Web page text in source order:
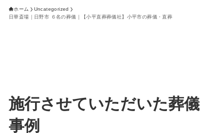
ホーム
Uncategorized
日華斎場｜日野市 ６名の葬儀｜【小平直葬葬儀社】小平市の葬儀・直葬
施行させていただいた葬儀
事例